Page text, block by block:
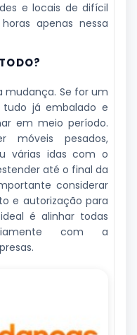
e locais de difícil
apenas nessa
mudança. Se for um
já embalado e
em meio período.
móveis pesados,
várias idas com o
até o final da
considerar
e autorização para
é alinhar todas
com a